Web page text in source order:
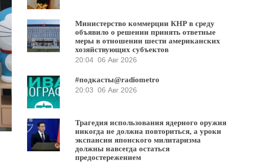
Министерство коммерции КНР в среду
объявило о решении принять ответные
меры в отношении шести американских
хозяйствующих субъектов
20:04 06 Авг 2026
#подкасты@radiometro
20:03 06 Авг 2026
Трагедия использования ядерного оружия
никогда не должна повториться, а уроки
экспансии японского милитаризма
должны навсегда остаться
предостережением